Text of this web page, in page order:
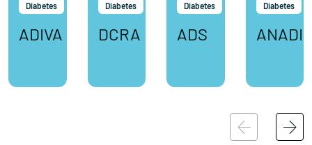
Diabetes
ADIVA
Diabetes
DCRA
Diabetes
ADS
Diabetes
ANADI